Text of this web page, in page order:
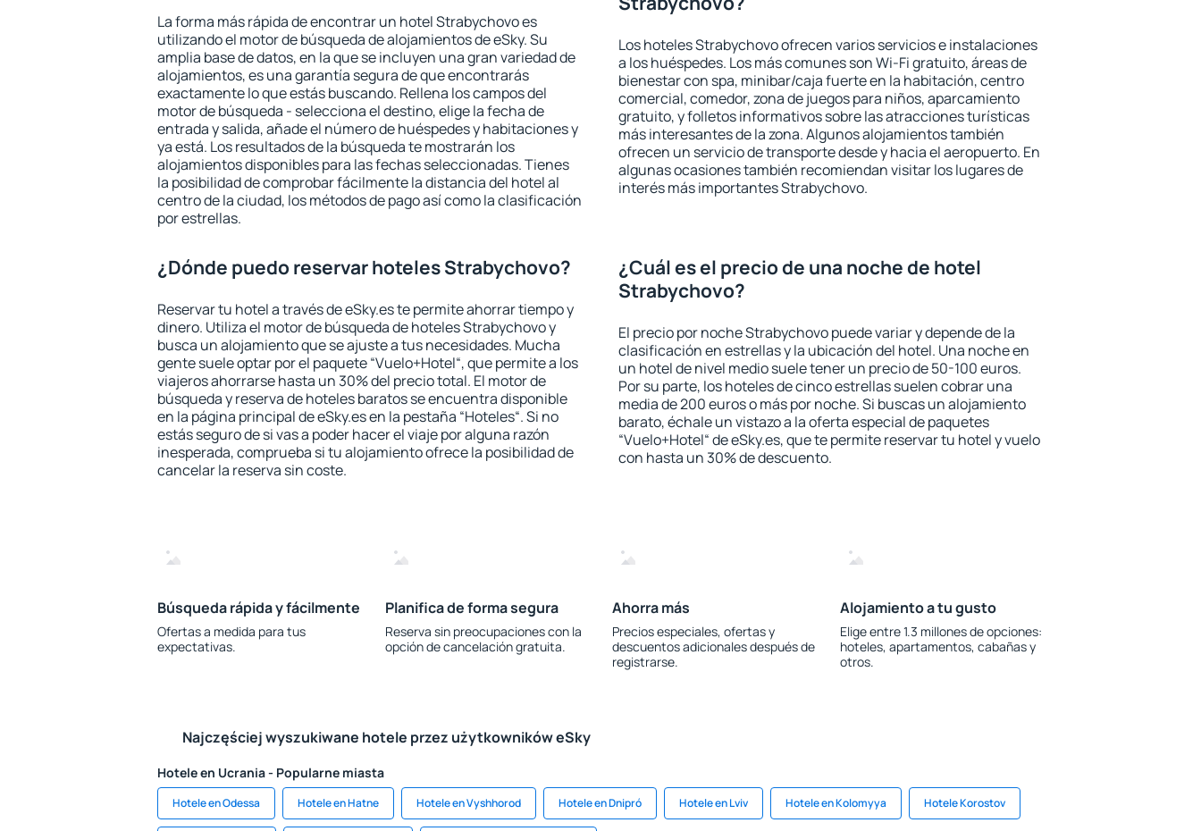
La forma más rápida de encontrar un hotel Strabychovo es
utilizando el motor de búsqueda de alojamientos de eSky. Su
amplia base de datos, en la que se incluyen una gran variedad de
alojamientos, es una garantía segura de que encontrarás
exactamente lo que estás buscando. Rellena los campos del
motor de búsqueda - selecciona el destino, elige la fecha de
entrada y salida, añade el número de huéspedes y habitaciones y
ya está. Los resultados de la búsqueda te mostrarán los
alojamientos disponibles para las fechas seleccionadas. Tienes
la posibilidad de comprobar fácilmente la distancia del hotel al
centro de la ciudad, los métodos de pago así como la clasificación
por estrellas.
Los hoteles Strabychovo ofrecen varios servicios e instalaciones
a los huéspedes. Los más comunes son Wi-Fi gratuito, áreas de
bienestar con spa, minibar/caja fuerte en la habitación, centro
comercial, comedor, zona de juegos para niños, aparcamiento
gratuito, y folletos informativos sobre las atracciones turísticas
más interesantes de la zona. Algunos alojamientos también
ofrecen un servicio de transporte desde y hacia el aeropuerto. En
algunas ocasiones también recomiendan visitar los lugares de
interés más importantes Strabychovo.
¿Dónde puedo reservar hoteles Strabychovo?
Reservar tu hotel a través de eSky.es te permite ahorrar tiempo y
dinero. Utiliza el motor de búsqueda de hoteles Strabychovo y
busca un alojamiento que se ajuste a tus necesidades. Mucha
gente suele optar por el paquete “Vuelo+Hotel“, que permite a los
viajeros ahorrarse hasta un 30% del precio total. El motor de
búsqueda y reserva de hoteles baratos se encuentra disponible
en la página principal de eSky.es en la pestaña “Hoteles“. Si no
estás seguro de si vas a poder hacer el viaje por alguna razón
inesperada, comprueba si tu alojamiento ofrece la posibilidad de
cancelar la reserva sin coste.
¿Cuál es el precio de una noche de hotel
Strabychovo?
El precio por noche Strabychovo puede variar y depende de la
clasificación en estrellas y la ubicación del hotel. Una noche en
un hotel de nivel medio suele tener un precio de 50-100 euros.
Por su parte, los hoteles de cinco estrellas suelen cobrar una
media de 200 euros o más por noche. Si buscas un alojamiento
barato, échale un vistazo a la oferta especial de paquetes
“Vuelo+Hotel“ de eSky.es, que te permite reservar tu hotel y vuelo
con hasta un 30% de descuento.
Búsqueda rápida y fácilmente
Ofertas a medida para tus
expectativas.
Planifica de forma segura
Reserva sin preocupaciones con la
opción de cancelación gratuita.
Ahorra más
Precios especiales, ofertas y
descuentos adicionales después de
registrarse.
Alojamiento a tu gusto
Elige entre 1.3 millones de opciones:
hoteles, apartamentos, cabañas y
otros.
Najczęściej wyszukiwane hotele przez użytkowników eSky
Hotele en Ucrania - Popularne miasta
Hotele en Odessa Hotele en Hatne Hotele en Vyshhorod Hotele en Dnipró Hotele en Lviv Hotele en Kolomyya Hotele Korostov